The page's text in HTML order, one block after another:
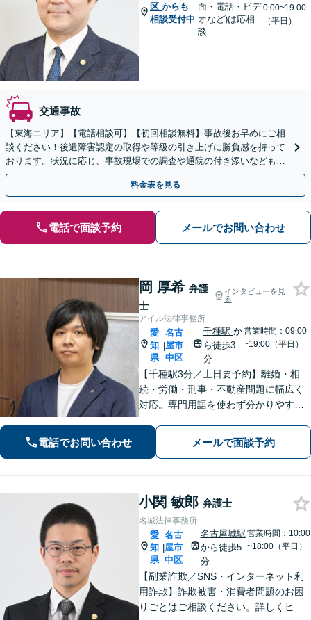
区 からも
相談受付中
面・電話・ビデ
オなど)は応相
談
0:00~19:00
（平日）
交通事故
【東海エリア】【電話相談可】【初回相談無料】事故後お早めにご相
談ください！後遺障害認定の取得や等級の引き上げに勝負感を持って
おります。状況に応じ、事故現場での調査や通院の付き添いなどもサ
ポート。弁護士費用特約を利用可能【休日・夜間面談可】
料金表を見る
電話で面談予約 メールでお問い合わせ
岡 厚希 弁護
士
インタビューを見
る
アイル法律事務所
愛
知
県
|
名古
屋市
中区
千種駅 か
ら徒歩3
分
営業時間：09:00
~19:00（平日）
【千種駅3分／土日要予約】離婚・相
続・労働・刑事・不動産問題に幅広く
対応。専門用語を使わず分かりやすく
の弁護士が、あなたが気づいていない
最適な解決策まで、期待を超える「必
電話でお問い合わせ メールで面談予約
小関 敏郎 弁護士
名城法律事務所
愛
知
県
|
名古
屋市
中区
名古屋城駅
から徒歩5
分
営業時間：10:00
~18:00（平日）
【副業詐欺／SNS・インターネット利
用詐欺】詐欺被害・消費者問題のお困
りごとはご相談ください。詳しくヒア